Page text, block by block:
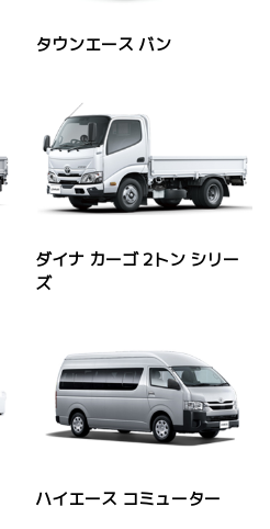
タウンエース バン
ダイナ カーゴ 2トン シリー
ズ
ハイエース コミューター